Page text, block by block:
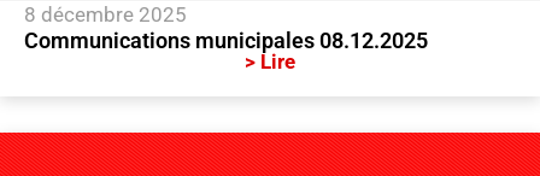
8 décembre 2025
Communications municipales 08.12.2025
> Lire